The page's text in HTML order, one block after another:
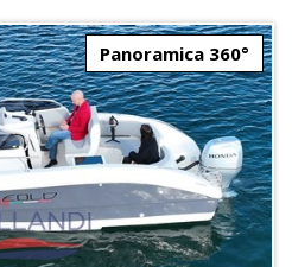
Panoramica 360°